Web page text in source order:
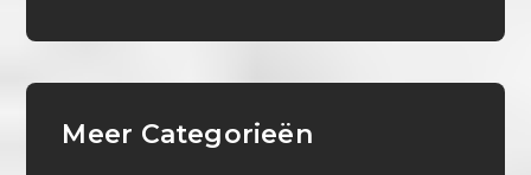
Meer Categorieën